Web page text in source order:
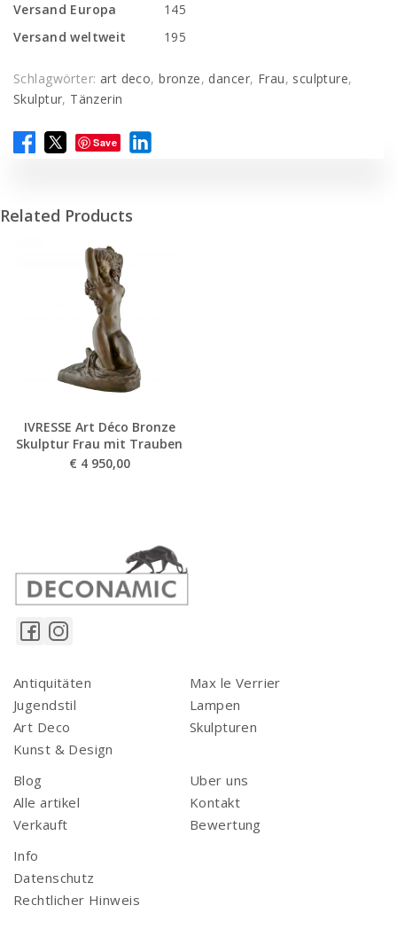
Versand Europa
145
Versand weltweit
195
Schlagwörter: art deco,bronze, dancer, Frau, sculpture,
Skulptur, Tänzerin
Save
Related Products
IVRESSE Art Déco Bronze
Skulptur Frau mit Trauben
€ 4 950,00
Antiquitäten
Jugendstil
Art Deco
Kunst & Design
Max le Verrier
Lampen
Skulpturen
Blog
Alle artikel
Verkauft
Uber uns
Kontakt
Bewertung
Info
Datenschutz
Rechtlicher Hinweis